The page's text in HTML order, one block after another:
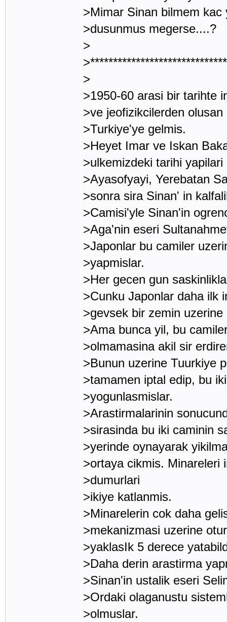
>Mimar Sinan bilmem
>dusunmus megerse....?
>
>
>1950-60 arasi bir tarihte
>ve jeofizikcilerden
>Turkiye'ye gelmis.
>Heyet Imar ve Iskan
>ulkemizdeki tarihi
>Ayasofyayi, Yerebatan
>sonra sira Sinan' in
>Camisi'yle Sinan'in
>Aga'nin eseri
>Japonlar bu camiler
>yapmislar.
>Her gecen gun
>Cunku Japonlar daha ilk
>gevsek bir zemin
>Ama bunca yil, bu
>olmamasina akil sir
>Bunun uzerine Tuurkiye
>tamamen iptal edip, bu
>yogunlasmislar.
>Arastirmalarinin
>sirasinda bu iki caminin
>yerinde oynayarak
>ortaya cikmis. Minareleri
>dumurlari
>ikiye katlanmis.
>Minarelerin cok daha
>mekanizmasi uzerine
>yaklasIk 5 derece
>Daha derin arastirma
>Sinan'in ustalik eseri
>Ordaki olaganustu
>olmuslar.